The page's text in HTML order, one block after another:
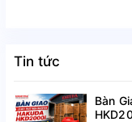
Tin tức
Bàn